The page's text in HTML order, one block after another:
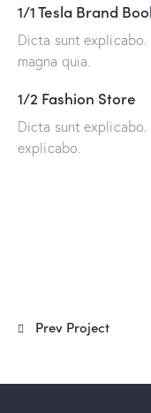
1/1 Tesla Brand
Dicta sunt
magna quia.
1/2 Fashion Store
Dicta sunt
explicabo.
Prev Project